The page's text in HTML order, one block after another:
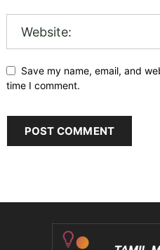
Save my name, email, and
time I comment.